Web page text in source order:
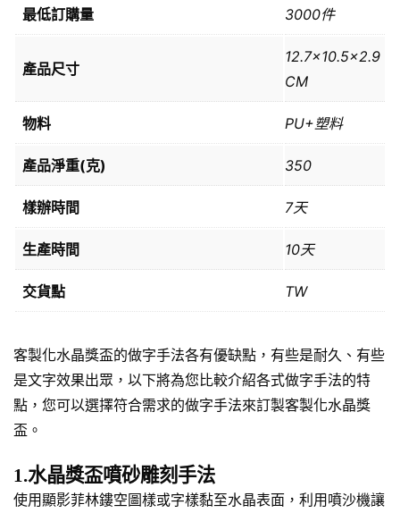
最低訂購量 3000件
產品尺寸
12.7×10.5×2.9
CM
物料 PU+塑料
產品淨重(克) 350
樣辦時間 7天
生產時間 10天
交貨點 TW
客製化水晶獎盃的做字手法各有優缺點，有些是耐久、有些
是文字效果出眾，以下將為您比較介紹各式做字手法的特
點，您可以選擇符合需求的做字手法來訂製客製化水晶獎
盃。
1.水晶獎盃噴砂雕刻手法
使用顯影菲林鏤空圖樣或字樣黏至水晶表面，利用噴沙機讓